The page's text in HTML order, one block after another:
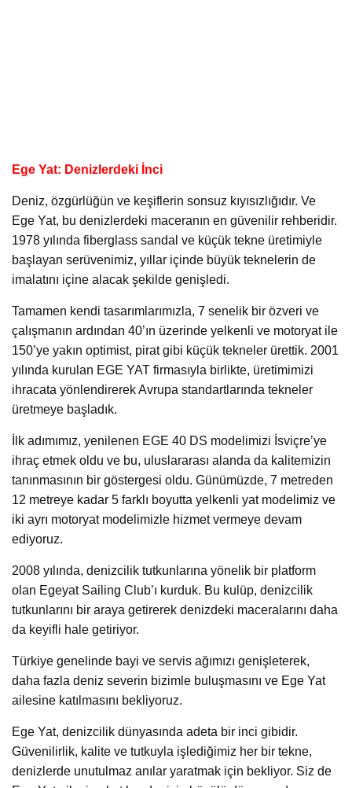
Ege Yat: Denizlerdeki İnci
Deniz, özgürlüğün ve keşiflerin sonsuz kıyısızlığıdır. Ve
Ege Yat, bu denizlerdeki maceranın en güvenilir rehberidir.
1978 yılında fiberglass sandal ve küçük tekne üretimiyle
başlayan serüvenimiz, yıllar içinde büyük teknelerin de
imalatını içine alacak şekilde genişledi.
Tamamen kendi tasarımlarımızla, 7 senelik bir özveri ve
çalışmanın ardından 40’ın üzerinde yelkenli ve motoryat ile
150’ye yakın optimist, pirat gibi küçük tekneler ürettik. 2001
yılında kurulan EGE YAT firmasıyla birlikte, üretimimizi
ihracata yönlendirerek Avrupa standartlarında tekneler
üretmeye başladık.
İlk adımımız, yenilenen EGE 40 DS modelimizi İsviçre’ye
ihraç etmek oldu ve bu, uluslararası alanda da kalitemizin
tanınmasının bir göstergesi oldu. Günümüzde, 7 metreden
12 metreye kadar 5 farklı boyutta yelkenli yat modelimiz ve
iki ayrı motoryat modelimizle hizmet vermeye devam
ediyoruz.
2008 yılında, denizcilik tutkunlarına yönelik bir platform
olan Egeyat Sailing Club’ı kurduk. Bu kulüp, denizcilik
tutkunlarını bir araya getirerek denizdeki maceralarını daha
da keyifli hale getiriyor.
Türkiye genelinde bayi ve servis ağımızı genişleterek,
daha fazla deniz severin bizimle buluşmasını ve Ege Yat
ailesine katılmasını bekliyoruz.
Ege Yat, denizcilik dünyasında adeta bir inci gibidir.
Güvenilirlik, kalite ve tutkuyla işlediğimiz her bir tekne,
denizlerde unutulmaz anılar yaratmak için bekliyor. Siz de